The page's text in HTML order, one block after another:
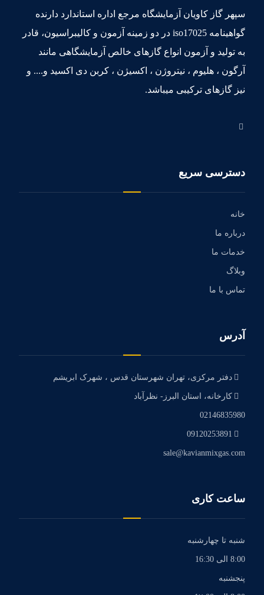
سپهر گاز کاویان آزمایشگاه مرجع اداره استاندارد دارنده
گواهینامه iso17025 در دو زمینه آزمون و کالیبراسیون، قادر
به تولید و آزمون انواع گازهای خالص آزمایشگاهی مانند
آرگون ، هلیوم ، نیتروژن ، اکسیژن ، کربن دی اکسید و.... و
نیز گازهای ترکیبی میباشد.
دسترسی سریع
خانه
درباره ما
خدمات ما
وبلاگ
تماس با ما
آدرس
دفتر مرکزی، تهران شهرستان قدس ، شهرک ابریشم
کارخانه، استان البرز- نظرآباد
02146835980
09120253891
sale@kavianmixgas.com
ساعت کاری
شنبه تا چهارشنبه
8:00 الی 16:30
پنجشنبه